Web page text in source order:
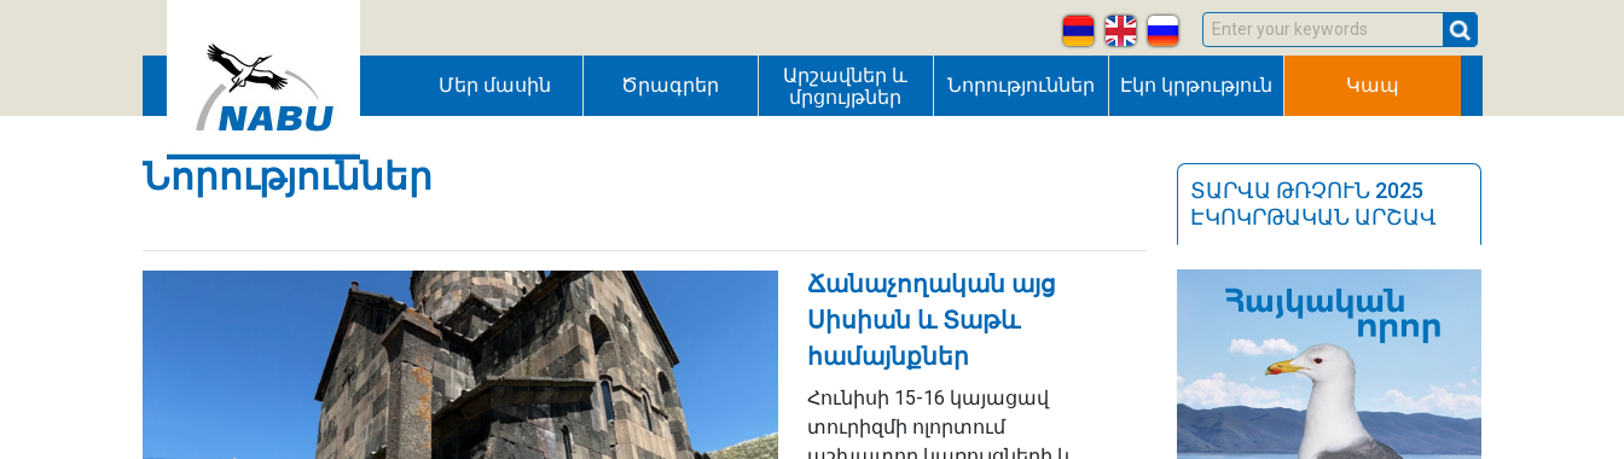
Enter your keywords
Մեր մասին Ծրագրեր
Արշավներ և
մրցույթներ
Նորություններ Էկո կրթություն Կապ
Նորություններ
Ճանաչողական այց
Սիսիան և Տաթև
համայնքներ
Հունիսի 15-16 կայացավ
տուրիզմի ոլորտում
ՏԱՐՎԱ ԹՌՉՈՒՆ 2025
ԷԿՈԿՐԹԱԿԱՆ ԱՐՇԱՎ